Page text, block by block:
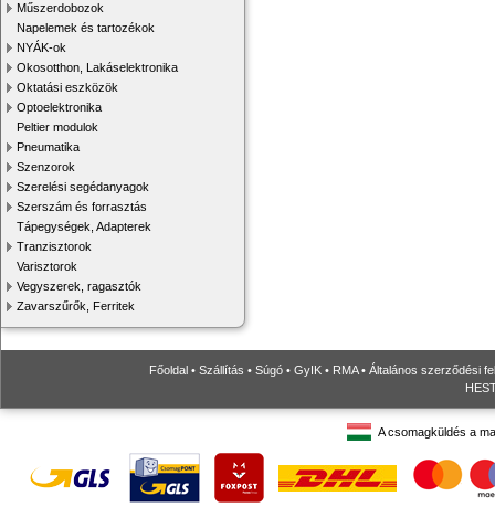
Műszerdobozok
Napelemek és tartozékok
NYÁK-ok
Okosotthon, Lakáselektronika
Oktatási eszközök
Optoelektronika
Peltier modulok
Pneumatika
Szenzorok
Szerelési segédanyagok
Szerszám és forrasztás
Tápegységek, Adapterek
Tranzisztorok
Varisztorok
Vegyszerek, ragasztók
Zavarszűrők, Ferritek
Főoldal • Szállítás • Súgó • GyIK • RMA• Általános szerződési
A csomagküldés a